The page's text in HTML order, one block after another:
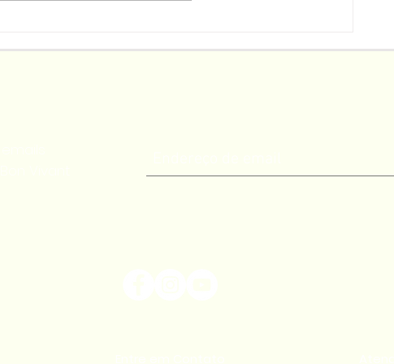
Cunha celebra o início da